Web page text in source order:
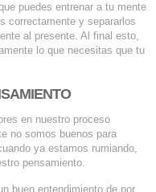
puedes entrenar a tu mente
correctamente y separarlos
al presente. Al final esto,
lo que necesitas que tu
en nuestro proceso
no somos buenos para
ya estamos rumiando,
pensamiento.
buen entendimiento de por